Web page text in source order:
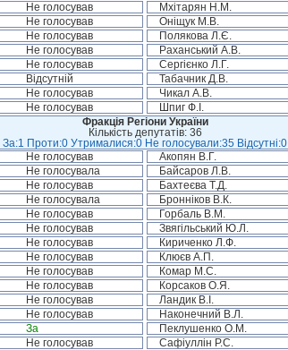
Не голосував Мхітарян Н.М.
Не голосував Оніщук М.В.
Не голосував Полякова Л.Є.
Не голосував Раханський А.В.
Не голосував Сергієнко Л.Г.
Відсутній Табачник Д.В.
Не голосував Чикал А.В.
Не голосував Шпиг Ф.І.
Фракція Регіони України
Кількість депутатів: 36
За:1 Проти:0 Утрималися:0 Не голосували:35 Відсутні:0
Не голосував Акопян В.Г.
Не голосувала Байсаров Л.В.
Не голосував Бахтеєва Т.Д.
Не голосувала Бронніков В.К.
Не голосував Горбаль В.М.
Не голосував Звягільський Ю.Л.
Не голосував Кириченко Л.Ф.
Не голосував Клюєв А.П.
Не голосував Комар М.С.
Не голосував Корсаков О.Я.
Не голосував Ландик В.І.
Не голосував Наконечний В.Л.
За Пеклушенко О.М.
Не голосував Сафіуллін Р.С.